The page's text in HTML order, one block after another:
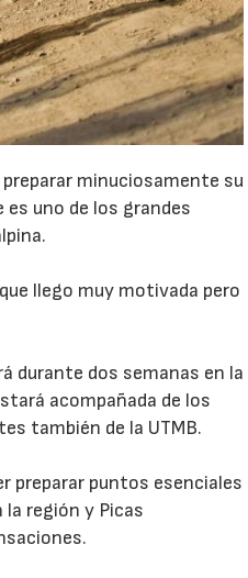
minuciosamente su
uno de los grandes
llego muy motivada pero
durante dos semanas en la
acompañada de los
también de la UTMB.
preparar puntos esenciales
región y Picas